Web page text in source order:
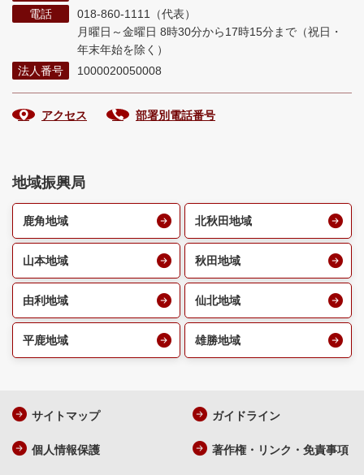
電話
018-860-1111（代表）
月曜日～金曜日 8時30分から17時15分まで （祝日・
年末年始を除く）
法人番号
1000020050008
アクセス 部署別電話番号
地域振興局
鹿角地域 北秋田地域
山本地域 秋田地域
由利地域 仙北地域
平鹿地域 雄勝地域
サイトマップ ガイドライン
個人情報保護 著作権・リンク・免責事項